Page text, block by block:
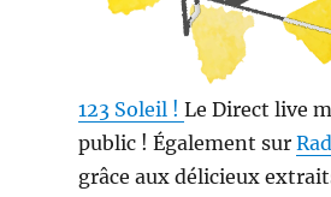
123 Soleil ! Le Direct live
public ! Également sur
grâce aux délicieux